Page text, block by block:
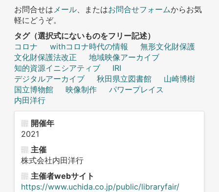
お問合せはメール、またはお問合せフォームからお気
軽にどうぞ。
タグ（選択式にないものをフリー記述）
コロナ
withコロナ時代の情報
無形文化財保護
文化財保護法改正
地域映像アーカイブ
知的資源イニシアティブ
IRI
デジタルアーカイブ
秋田県立図書館
山崎博樹
国立博物館
映像制作
パワープレイス
内田洋行
開催年
2021
主催
株式会社内田洋行
主催者webサイト
https://www.uchida.co.jp/public/libraryfair/